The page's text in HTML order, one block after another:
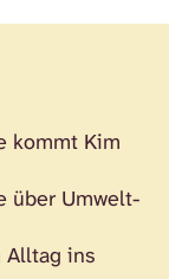
kommt Kim
über Umwelt-
Alltag ins